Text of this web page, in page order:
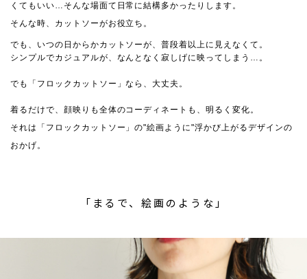
くてもいい…そんな場面て日常に結構多かったりします。
そんな時、カットソーがお役立ち。
でも、いつの日からかカットソーが、普段着以上に見えなくて。
シンプルでカジュアルが、なんとなく寂しげに映ってしまう…。
でも「フロックカットソー」なら、大丈夫。
着るだけで、顔映りも全体のコーディネートも、明るく変化。
それは「フロックカットソー」の"絵画ように"浮かび上がるデザインの
おかげ。
「まるで、絵画のような」